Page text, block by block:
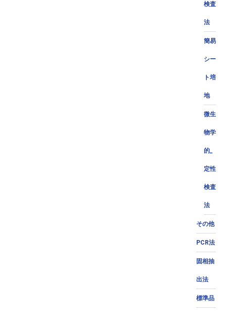
検査
法
簡易
シー
ト培
地
微生
物学
的_
定性
検査
法
その他
PCR法
固相抽
出法
標準品